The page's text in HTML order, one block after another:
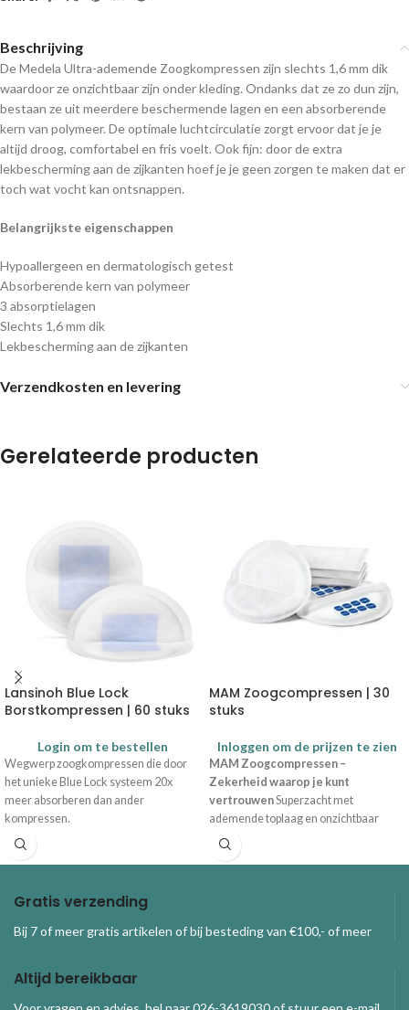
Beschrijving
De Medela Ultra-ademende Zoogkompressen zijn slechts 1,6 mm dik
waardoor ze onzichtbaar zijn onder kleding. Ondanks dat ze zo dun zijn,
bestaan ze uit meerdere beschermende lagen en een absorberende
kern van polymeer. De optimale luchtcirculatie zorgt ervoor dat je je
altijd droog, comfortabel en fris voelt. Ook fijn: door de extra
lekbescherming aan de zijkanten hoef je je geen zorgen te maken dat er
toch wat vocht kan ontsnappen.
Belangrijkste eigenschappen
Hypoallergeen en dermatologisch getest
Absorberende kern van polymeer
3 absorptielagen
Slechts 1,6 mm dik
Lekbescherming aan de zijkanten
Verzendkosten en levering
Gerelateerde producten
Lansinoh Blue Lock
Borstkompressen | 60 stuks
Login om te bestellen
Wegwerp zoogkompressen die door
het unieke Blue Lock systeem 20x
meer absorberen dan ander
kompressen.
MAM Zoogcompressen | 30
stuks
Inloggen om de prijzen te zien
MAM Zoogcompressen –
Zekerheid waarop je kunt
vertrouwenSuperzacht met
ademende toplaag en onzichtbaar
onder kleding De MAM
Zoogcompressen met cotton-feel
en de huid beschermen. De ademende
de huid. Om de hele dag door fris en
Gratis verzending
Bij 7 of meer gratis artikelen of bij besteding van €100,- of meer
Altijd bereikbaar